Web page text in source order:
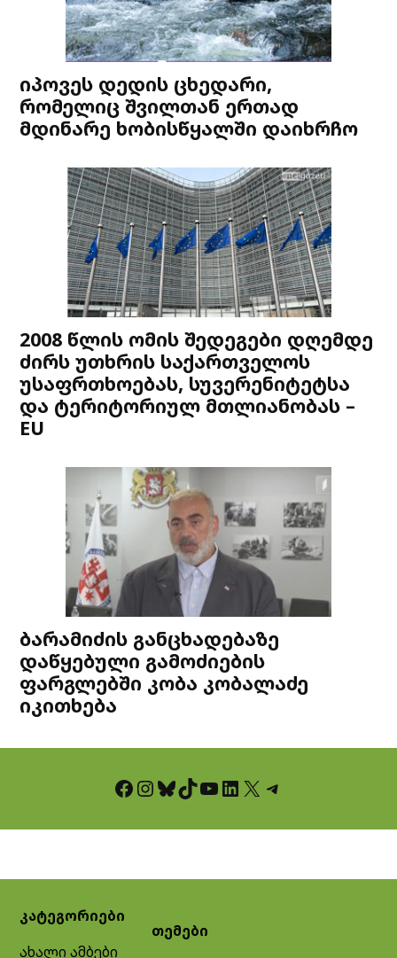
იპოვეს დედის ცხედარი,
რომელიც შვილთან ერთად
მდინარე ხობისწყალში დაიხრჩო
2008 წლის ომის შედეგები დღემდე
ძირს უთხრის საქართველოს
უსაფრთხოებას, სუვერენიტეტსა
და ტერიტორიულ მთლიანობას –
EU
ბარამიძის განცხადებაზე
დაწყებული გამოძიების
ფარგლებში კობა კობალაძე
იკითხება
Facebook InstagramBluesky TikTok YouTube LinkedIn X Telegram
კატეგორიები
ახალი ამბები
თემები